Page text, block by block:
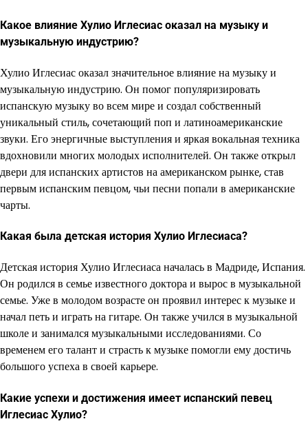
Какое влияние Хулио Иглесиас оказал на музыку и
музыкальную индустрию?
Хулио Иглесиас оказал значительное влияние на музыку и
музыкальную индустрию. Он помог популяризировать
испанскую музыку во всем мире и создал собственный
уникальный стиль, сочетающий поп и латиноамериканские
звуки. Его энергичные выступления и яркая вокальная техника
вдохновили многих молодых исполнителей. Он также открыл
двери для испанских артистов на американском рынке, став
первым испанским певцом, чьи песни попали в американские
чарты.
Какая была детская история Хулио Иглесиаса?
Детская история Хулио Иглесиаса началась в Мадриде, Испания.
Он родился в семье известного доктора и вырос в музыкальной
семье. Уже в молодом возрасте он проявил интерес к музыке и
начал петь и играть на гитаре. Он также учился в музыкальной
школе и занимался музыкальными исследованиями. Со
временем его талант и страсть к музыке помогли ему достичь
большого успеха в своей карьере.
Какие успехи и достижения имеет испанский певец
Иглесиас Хулио?